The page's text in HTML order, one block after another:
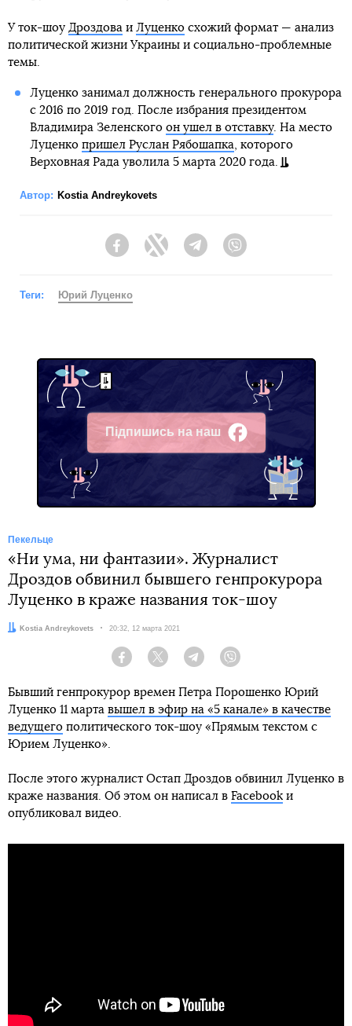
У ток-шоу Дроздова и Луценко схожий формат — анализ
политической жизни Украины и социально-проблемные
темы.
Луценко занимал должность генерального прокурора
с 2016 по 2019 год. После избрания президентом
Владимира Зеленского он ушел в отставку. На место
Луценко пришел Руслан Рябошапка , которого
Верховная Рада уволила 5 марта 2020 года.
Автор: Kostia Andreykovets
FacebookTwitter Telegram
Теги: Юрий Луценко
Підпишись на наш
Facebook
Пекельце
«Ни ума, ни фантазии». Журналист
Дроздов обвинил бывшего генпрокурора
Луценко в краже названия ток-шоу
Автор:Kostia Andreykovets Дата:
20:32, 12 марта 2021
Facebook Twitter Telegram
Бывший генпрокурор времен Петра Порошенко Юрий
Луценко 11 марта вышел в эфир на «5 канале» в качестве
ведущего политического ток-шоу «Прямым текстом с
Юрием Луценко».
После этого журналист Остап Дроздов обвинил Луценко в
краже названия. Об этом он написал в Facebook и
опубликовал видео.